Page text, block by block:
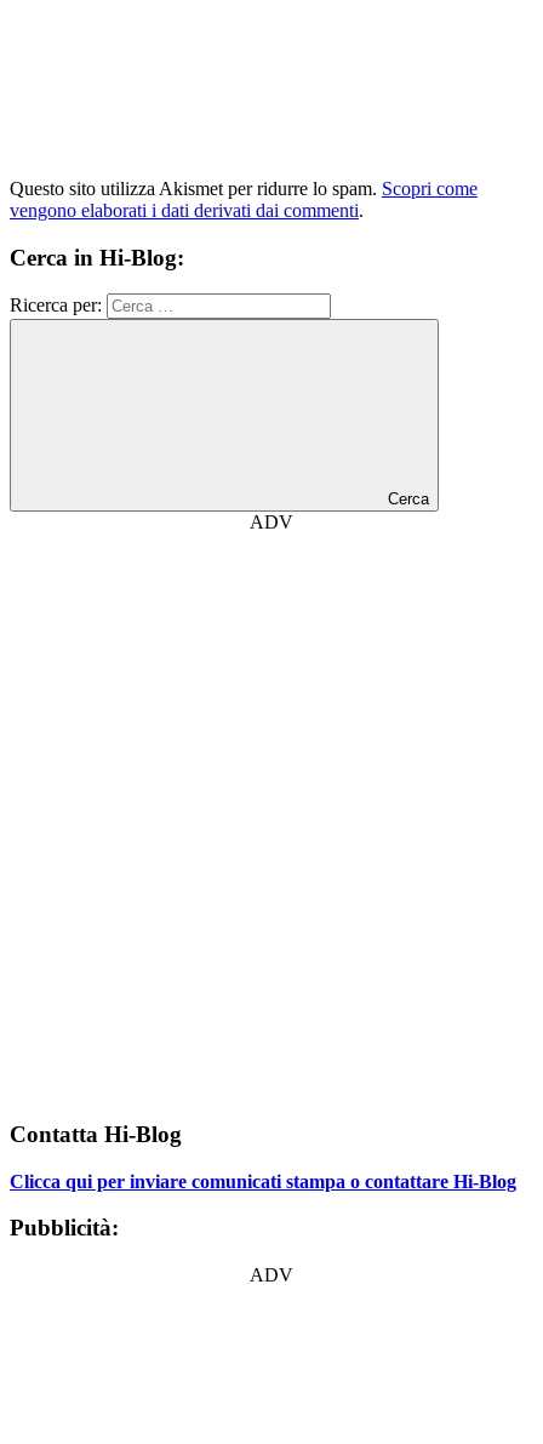
Questo sito utilizza Akismet per ridurre lo spam. Scopri come
vengono elaborati i dati derivati dai commenti.
Cerca in Hi-Blog:
Ricerca per:
Cerca
ADV
Contatta Hi-Blog
Clicca qui per inviare comunicati stampa o contattare Hi-Blog
Pubblicità:
ADV